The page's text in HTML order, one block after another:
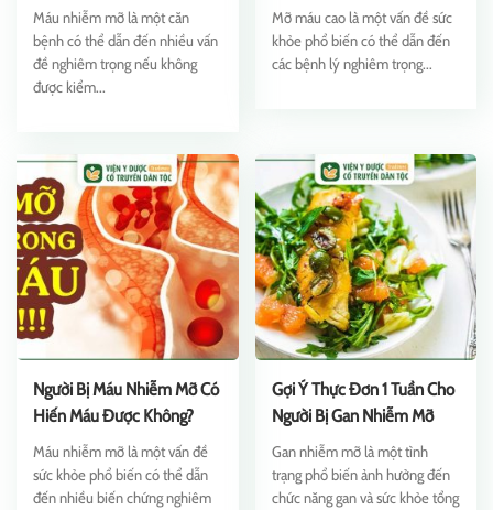
Hướng Dẫn Sử Dụng
Máu nhiễm mỡ là một căn
bệnh có thể dẫn đến nhiều vấn
đề nghiêm trọng nếu không
được kiểm...
Chi Tiết
Mỡ máu cao là một vấn đề sức
khỏe phổ biến có thể dẫn đến
các bệnh lý nghiêm trọng...
Người Bị Máu Nhiễm Mỡ Có
Hiến Máu Được Không?
Máu nhiễm mỡ là một vấn đề
sức khỏe phổ biến có thể dẫn
đến nhiều biến chứng nghiêm
Gợi Ý Thực Đơn 1 Tuần Cho
Người Bị Gan Nhiễm Mỡ
Gan nhiễm mỡ là một tình
trạng phổ biến ảnh hưởng đến
chức năng gan và sức khỏe tổng